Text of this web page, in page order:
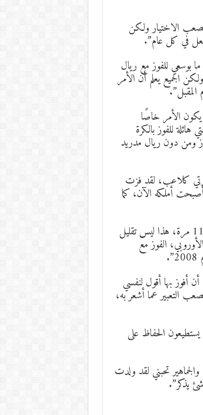
الاختيار ولكن
في كل عام”.
بوسعي للفوز مع ريال
الجميع يعلم أن الأمر
يكون الأمر خاصًا
هو نفسه دائمًا، في عام 2008 كانت فرحتي هائلة للفوز بالكرة
ومن دون ريال مدريد
عام 2016 كان الأفضل في مسيرتي كلاعب، لقد فزت
أملكه الآن، كما
وعن تفضيلة لدوري الأبطال أو اليورو قال: “ريال مدريد فاز بدوري أبطال أوروبا 11 مرة، هذا ليس تقليل
الفوز مع
أفوز بها أقول لنفسي
التعبير عما أشعر به،
الحفاظ على
تحبني لقد ولدت
يذكر”.